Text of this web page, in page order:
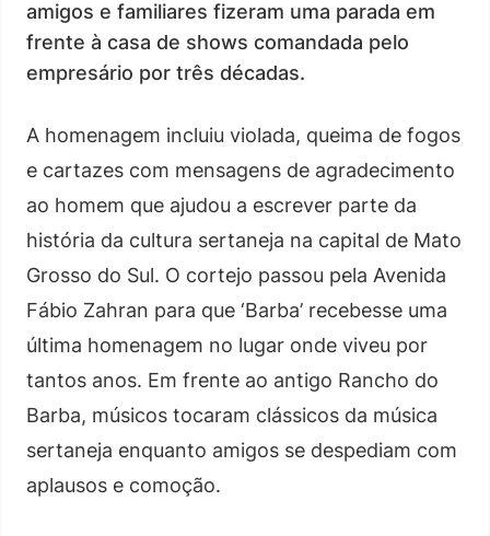
amigos e familiares fizeram uma parada em
frente à casa de shows comandada pelo
empresário por três décadas.
A homenagem incluiu violada, queima de fogos
e cartazes com mensagens de agradecimento
ao homem que ajudou a escrever parte da
história da cultura sertaneja na capital de Mato
Grosso do Sul. O cortejo passou pela Avenida
Fábio Zahran para que ‘Barba’ recebesse uma
última homenagem no lugar onde viveu por
tantos anos. Em frente ao antigo Rancho do
Barba, músicos tocaram clássicos da música
sertaneja enquanto amigos se despediam com
aplausos e comoção.